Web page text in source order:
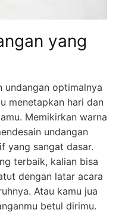
yang
undangan optimalnya
menetapkan hari dan
Memikirkan warna
undangan
yang sangat dasar.
terbaik, kalian bisa
dengan latar acara
Atau kamu jua
betul dirimu.